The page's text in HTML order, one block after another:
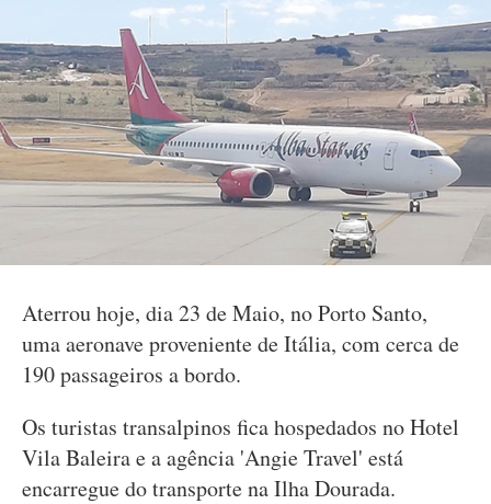
Aterrou hoje, dia 23 de Maio, no Porto Santo,
uma aeronave proveniente de Itália, com cerca de
190 passageiros a bordo.
Os turistas transalpinos fica hospedados no Hotel
Vila Baleira e a agência 'Angie Travel' está
encarregue do transporte na Ilha Dourada.